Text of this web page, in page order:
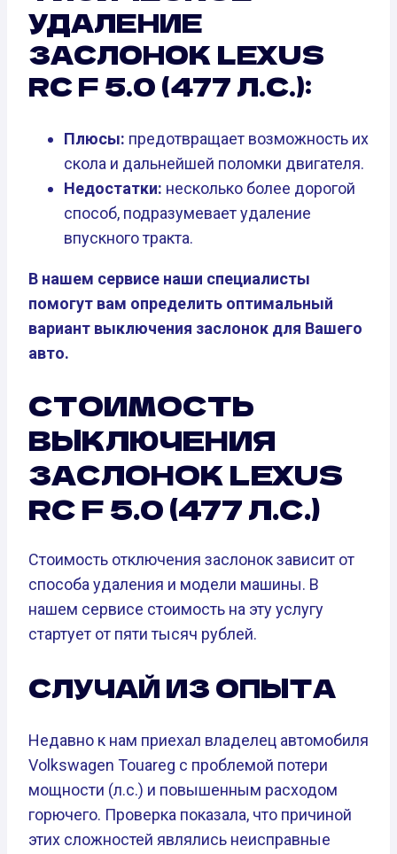
УДАЛЕНИЕ
ЗАСЛОНОК LEXUS
RC F 5.0 (477 Л.С.):
Плюсы: предотвращает возможность их
скола и дальнейшей поломки двигателя.
Недостатки: несколько более дорогой
способ, подразумевает удаление
впускного тракта.
В нашем сервисе наши специалисты
помогут вам определить оптимальный
вариант выключения заслонок для Вашего
авто.
СТОИМОСТЬ
ВЫКЛЮЧЕНИЯ
ЗАСЛОНОК LEXUS
RC F 5.0 (477 Л.С.)
Стоимость отключения заслонок зависит от
способа удаления и модели машины. В
нашем сервисе стоимость на эту услугу
стартует от пяти тысяч рублей.
СЛУЧАЙ ИЗ ОПЫТА
Недавно к нам приехал владелец автомобиля
Volkswagen Touareg с проблемой потери
мощности (л.с.) и повышенным расходом
горючего. Проверка показала, что причиной
этих сложностей являлись неисправные